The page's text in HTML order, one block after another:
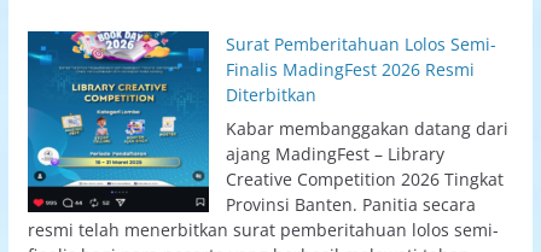
Surat Pemberitahuan Lolos Semi-
Finalis MadingFest 2026 Resmi
Diterbitkan
Kabar membanggakan datang dari
ajang MadingFest – Library
Creative Competition 2026 Tingkat
Provinsi Banten. Panitia secara
resmi telah menerbitkan surat pemberitahuan lolos semi-